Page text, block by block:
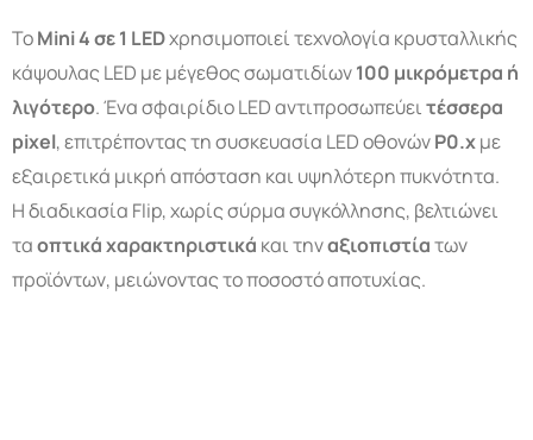
ΤοMini4 σε 1 LEDχρησιμοποιεί τεχνολογία κρυσταλλικής
κάψουλας LED με μέγεθος σωματιδίων100 μικρόμετρα ή
λιγότερο. Ένα σφαιρίδιο LED αντιπροσωπεύειτέσσερα
pixel, επιτρέποντας τη συσκευασία LED οθονώνP0.xμε
εξαιρετικά μικρή απόσταση και υψηλότερη πυκνότητα.
Η διαδικασία Flip, χωρίς σύρμα συγκόλλησης, βελτιώνει
ταοπτικά χαρακτηριστικά και τηναξιοπιστίατων
προϊόντων, μειώνοντας το ποσοστό αποτυχίας.